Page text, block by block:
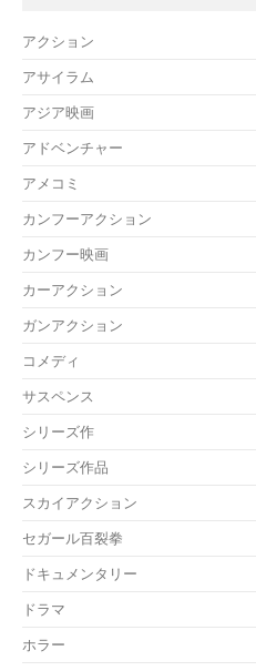
アクション
アサイラム
アジア映画
アドベンチャー
アメコミ
カンフーアクション
カンフー映画
カーアクション
ガンアクション
コメディ
サスペンス
シリーズ作
シリーズ作品
スカイアクション
セガール百裂拳
ドキュメンタリー
ドラマ
ホラー